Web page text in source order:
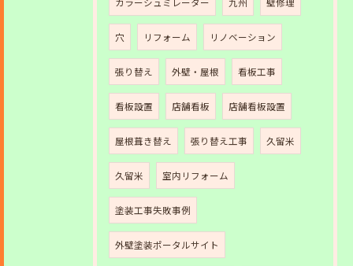
穴 リフォーム リノベーション
張り替え 外壁・屋根 看板工事
看板設置 店舗看板 店舗看板設置
屋根葺き替え 張り替え工事 久留米
久留米 室内リフォーム
塗装工事失敗事例
外壁塗装ポータルサイト